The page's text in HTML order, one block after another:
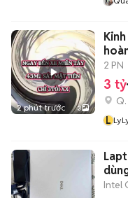
2 phút trước 3
2 PN
3 tỷ
L
Intel